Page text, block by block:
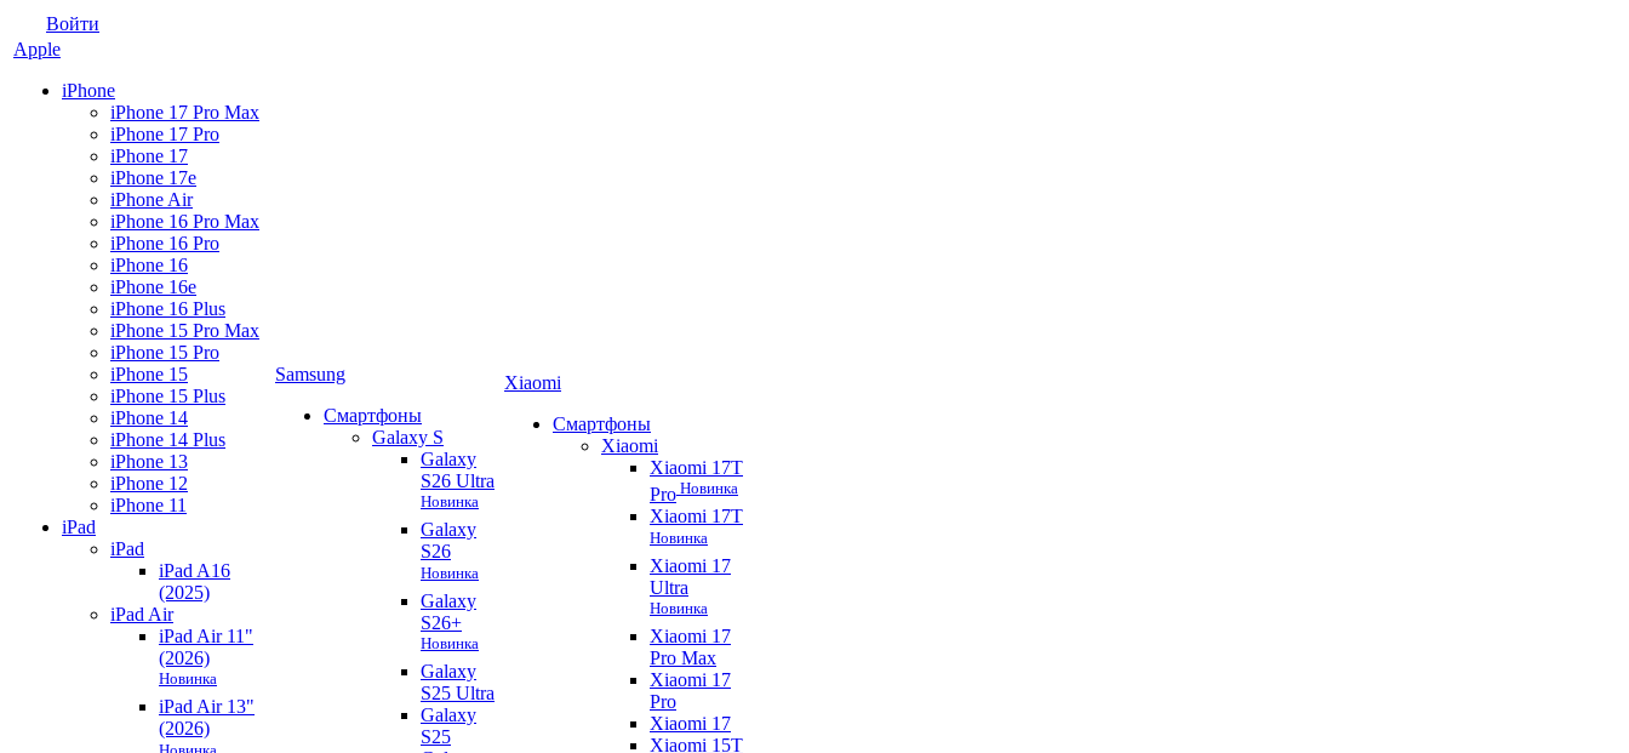
Войти
Apple
iPhone
iPhone 17 Pro Max
iPhone 17 Pro
iPhone 17
iPhone 17e
iPhone Air
iPhone 16 Pro Max
iPhone 16 Pro
iPhone 16
iPhone 16e
iPhone 16 Plus
iPhone 15 Pro Max
iPhone 15 Pro
iPhone 15
iPhone 15 Plus
iPhone 14
iPhone 14 Plus
iPhone 13
iPhone 12
iPhone 11
iPad
iPad
iPad A16
(2025)
iPad Air
iPad Air 11"
(2026)
Новинка
iPad Air 13"
(2026)
Новинка
Samsung
Смартфоны
Galaxy S
Galaxy
S26 Ultra
Новинка
Galaxy
S26
Новинка
Galaxy
S26+
Новинка
Galaxy
S25 Ultra
Galaxy
S25
Xiaomi
Смартфоны
Xiaomi
Xiaomi 17T
Pro Новинка
Xiaomi 17T
Новинка
Xiaomi 17
Ultra
Новинка
Xiaomi 17
Pro Max
Xiaomi 17
Pro
Xiaomi 17
Xiaomi 15T